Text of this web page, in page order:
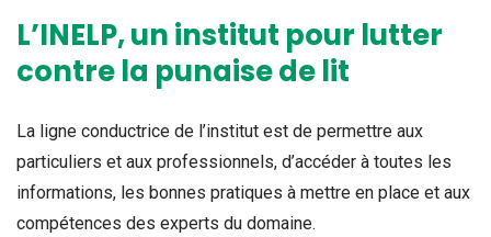
L’INELP, un institut pour lutter
contre la punaise de lit
La ligne conductrice de l’institut est de permettre aux
particuliers et aux professionnels, d’accéder à toutes les
informations, les bonnes pratiques à mettre en place et aux
compétences des experts du domaine.